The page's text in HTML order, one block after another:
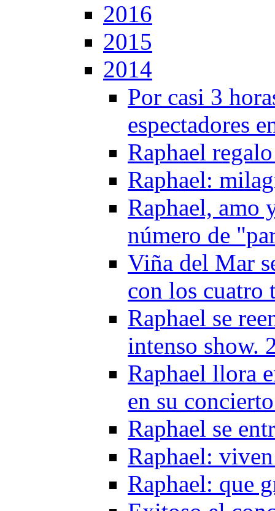
2016
2015
2014
Por casi 3
espectadores
Raphael
Raphael:
Raphael, amo
número de
Viña del Mar
con los cuatro
Raphael se
intenso show.
Raphael llora
en su
Raphael se
Raphael:
Raphael: que